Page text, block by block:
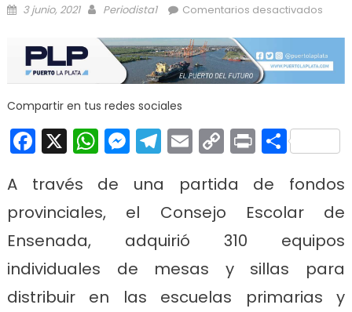
Posted on
3 junio, 2021 Author
Periodista1 Comentarios desactivados
para
Compartir en tus redes sociales
Facebook
X WhatsApp
Messenger
Telegram
EmailCopy
Link
Print
A través de una partida de fondos
provinciales, el Consejo Escolar de
Ensenada, adquirió 310 equipos
individuales de mesas y sillas para
distribuir en las escuelas primarias y